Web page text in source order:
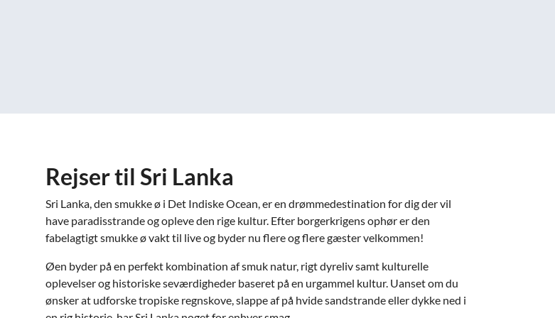
Rejser til Sri Lanka
Sri Lanka, den smukke ø i Det Indiske Ocean, er en drømmedestination for dig der vil
have paradisstrande og opleve den rige kultur. Efter borgerkrigens ophør er den
fabelagtigt smukke ø vakt til live og byder nu flere og flere gæster velkommen!
Øen byder på en perfekt kombination af smuk natur, rigt dyreliv samt kulturelle
oplevelser og historiske seværdigheder baseret på en urgammel kultur. Uanset om du
ønsker at udforske tropiske regnskove, slappe af på hvide sandstrande eller dykke ned i